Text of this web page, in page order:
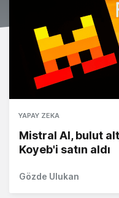
YAPAY ZEKA
Mistral AI, bulut
Koyeb'i satın aldı
Gözde Ulukan